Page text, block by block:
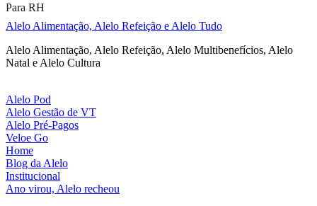
Para RH
Alelo Alimentação, Alelo Refeição e Alelo Tudo
Alelo Alimentação, Alelo Refeição, Alelo Multibenefícios, Alelo
Natal e Alelo Cultura
Alelo Pod
Alelo Gestão de VT
Alelo Pré-Pagos
Veloe Go
Home
Blog da Alelo
Institucional
Ano virou, Alelo recheou